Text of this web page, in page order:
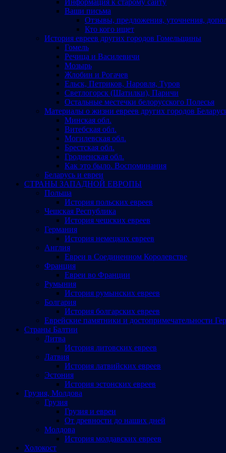
Ваши письма
Отзывы, предложения, уточнения,
Кто кого ищет
История евреев других городов Гомельщины
Гомель
Речица и Василевичи
Мозырь
Жлобин и Рогачев
Ельск, Петриков, Наровля, Туров
Светлогорск (Шатилки), Паричи
Остальные местечки белорусского Полесья
Материалы о жизни евреев других городов
Минская обл.
Витебская обл.
Могилевская обл.
Брестская обл.
Гродненская обл.
Как это было. Воспоминания
Беларусь и евреи
СТРАНЫ ЗАПАДНОЙ ЕВРОПЫ
Польша
История польских евреев
Чешская Республика
История чешских евреев
Германия
История немецких евреев
Англия
Евреи в Соединенном Королевстве
Франция
Евреи во Франции
Румыния
История румынских евреев
Болгария
История болгарских евреев
Еврейские памятники и достопримечательности
Страны Балтии
Литва
История литовских евреев
Латвия
История латвийских евреев
Эстония
История эстонских евреев
Грузия, Молдова
Грузия
Грузия и евреи
От древности до наших дней
Молдова
История молдавских евреев
Холокост